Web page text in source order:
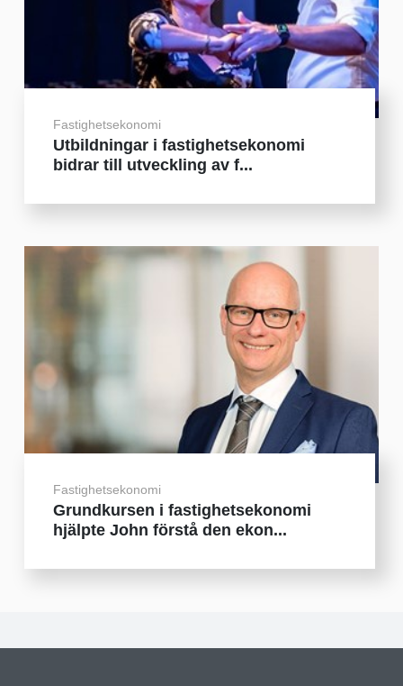
Fastighetsekonomi
Utbildningar i fastighetsekonomi
bidrar till utveckling av f...
Fastighetsekonomi
Grundkursen i fastighetsekonomi
hjälpte John förstå den ekon...